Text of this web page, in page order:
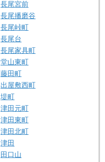
長尾宮前
長尾播磨谷
長尾峠町
長尾台
長尾家具町
堂山東町
藤田町
出屋敷西町
堤町
津田元町
津田東町
津田北町
津田
田口山